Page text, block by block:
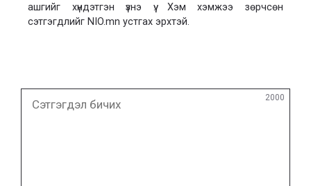
ашгийг хүндэтгэн үзнэ үү. Хэм хэмжээ зөрчсөн
сэтгэгдлийг NIO.mn устгах эрхтэй.
2000